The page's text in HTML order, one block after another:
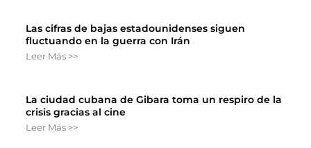
Las cifras de bajas estadounidenses siguen
fluctuando en la guerra con Irán
Leer Más >>
La ciudad cubana de Gibara toma un respiro de la
crisis gracias al cine
Leer Más >>